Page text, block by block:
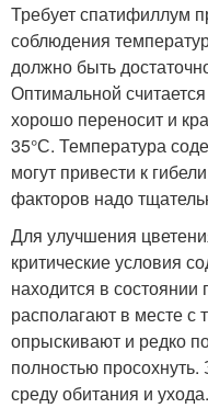
Требует спатифиллум
соблюдения
должно быть
Оптимальной
хорошо переносит и
35°С. Температура
могут привести к
факторов надо
Для улучшения
критические условия
находится в
располагают в месте с
опрыскивают и редко
полностью
среду обитания и ухода.